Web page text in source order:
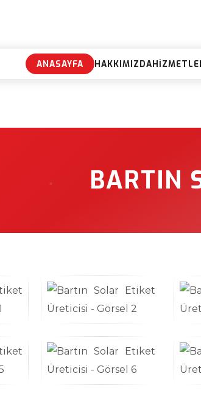
ANASAYFA HAKKIMIZDA
BARTIN